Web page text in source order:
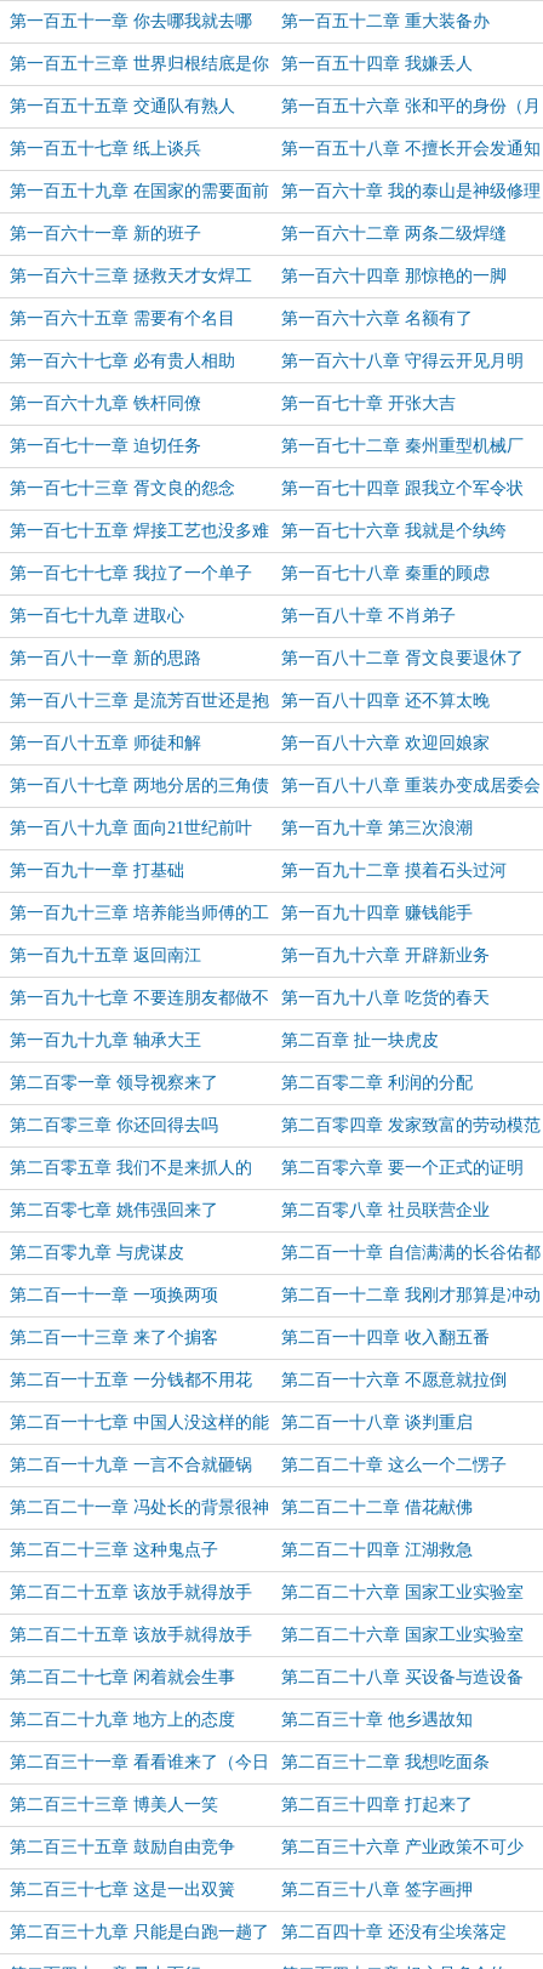
第一百五十一章 你去哪我就去哪 第一百五十二章 重大装备办
第一百五十三章 世界归根结底是你
们的
第一百五十四章 我嫌丢人
第一百五十五章 交通队有熟人 第一百五十六章 张和平的身份（月
底加更求票）
第一百五十七章 纸上谈兵 第一百五十八章 不擅长开会发通知
第一百五十九章 在国家的需要面前
（庆祝均订突破5000，加更）
第一百六十章 我的泰山是神级修理
工
第一百六十一章 新的班子 第一百六十二章 两条二级焊缝
第一百六十三章 拯救天才女焊工 第一百六十四章 那惊艳的一脚
第一百六十五章 需要有个名目 第一百六十六章 名额有了
第一百六十七章 必有贵人相助 第一百六十八章 守得云开见月明
第一百六十九章 铁杆同僚 第一百七十章 开张大吉
第一百七十一章 迫切任务 第一百七十二章 秦州重型机械厂
第一百七十三章 胥文良的怨念 第一百七十四章 跟我立个军令状
第一百七十五章 焊接工艺也没多难 第一百七十六章 我就是个纨绔
第一百七十七章 我拉了一个单子 第一百七十八章 秦重的顾虑
第一百七十九章 进取心 第一百八十章 不肖弟子
第一百八十一章 新的思路 第一百八十二章 胥文良要退休了
第一百八十三章 是流芳百世还是抱
憾终生
第一百八十四章 还不算太晚
第一百八十五章 师徒和解 第一百八十六章 欢迎回娘家
第一百八十七章 两地分居的三角债 第一百八十八章 重装办变成居委会
第一百八十九章 面向21世纪前叶 第一百九十章 第三次浪潮
第一百九十一章 打基础 第一百九十二章 摸着石头过河
第一百九十三章 培养能当师傅的工
人
第一百九十四章 赚钱能手
第一百九十五章 返回南江 第一百九十六章 开辟新业务
第一百九十七章 不要连朋友都做不
成
第一百九十八章 吃货的春天
第一百九十九章 轴承大王 第二百章 扯一块虎皮
第二百零一章 领导视察来了 第二百零二章 利润的分配
第二百零三章 你还回得去吗 第二百零四章 发家致富的劳动模范
第二百零五章 我们不是来抓人的 第二百零六章 要一个正式的证明
第二百零七章 姚伟强回来了 第二百零八章 社员联营企业
第二百零九章 与虎谋皮 第二百一十章 自信满满的长谷佑都
第二百一十一章 一项换两项 第二百一十二章 我刚才那算是冲动
吗
第二百一十三章 来了个掮客 第二百一十四章 收入翻五番
第二百一十五章 一分钱都不用花 第二百一十六章 不愿意就拉倒
第二百一十七章 中国人没这样的能
力
第二百一十八章 谈判重启
第二百一十九章 一言不合就砸锅 第二百二十章 这么一个二愣子
第二百二十一章 冯处长的背景很神
秘
第二百二十二章 借花献佛
第二百二十三章 这种鬼点子 第二百二十四章 江湖救急
第二百二十五章 该放手就得放手 第二百二十六章 国家工业实验室
第二百二十五章 该放手就得放手 第二百二十六章 国家工业实验室
第二百二十七章 闲着就会生事 第二百二十八章 买设备与造设备
第二百二十九章 地方上的态度 第二百三十章 他乡遇故知
第二百三十一章 看看谁来了（今日
四更虐狗）
第二百三十二章 我想吃面条
第二百三十三章 博美人一笑 第二百三十四章 打起来了
第二百三十五章 鼓励自由竞争 第二百三十六章 产业政策不可少
第二百三十七章 这是一出双簧 第二百三十八章 签字画押
第二百三十九章 只能是白跑一趟了 第二百四十章 还没有尘埃落定